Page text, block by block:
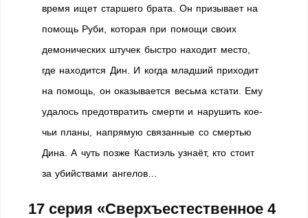
время ищет старшего брата. Он призывает на
помощь Руби, которая при помощи своих
демонических штучек быстро находит место,
где находится Дин. И когда младший приходит
на помощь, он оказывается весьма кстати. Ему
удалось предотвратить смерти и нарушить кое-
чьи планы, напрямую связанные со смертью
Дина. А чуть позже Кастиэль узнаёт, кто стоит
за убийствами ангелов…
17 серия «Сверхъестественное 4